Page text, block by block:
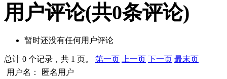
用户评论(共0条评论)
暂时还没有任何用户评论
总计 0 个记录，共 1 页。 第一页 上一页 下一页 最末页
用户名：
匿名用户